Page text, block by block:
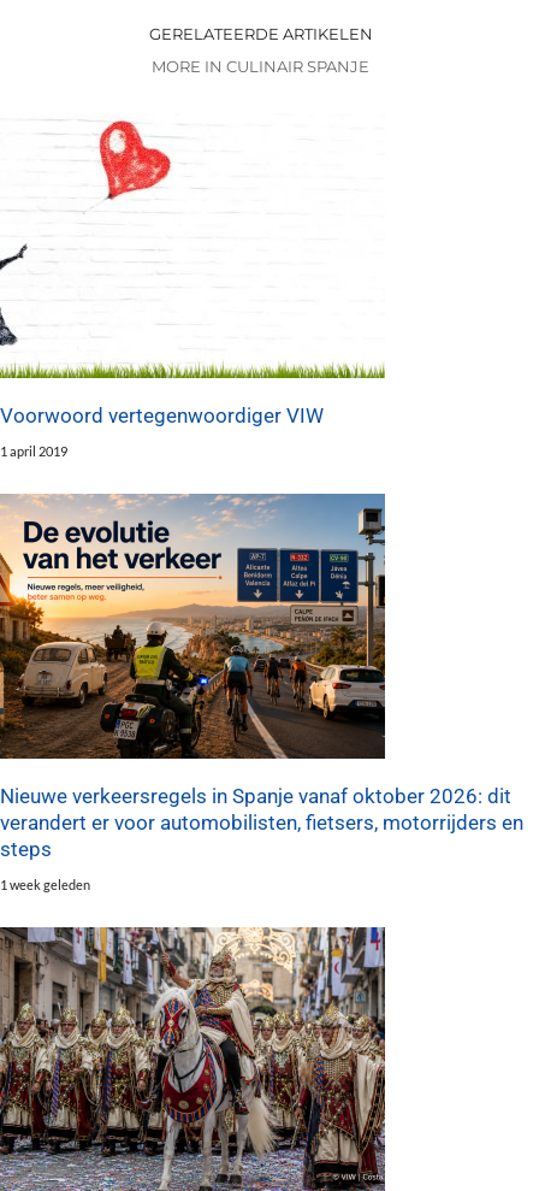
GERELATEERDE ARTIKELEN
MORE IN CULINAIR SPANJE
Voorwoord vertegenwoordiger VIW
1 april 2019
Nieuwe verkeersregels in Spanje vanaf oktober 2026: dit
verandert er voor automobilisten, fietsers, motorrijders en
steps
1 week geleden